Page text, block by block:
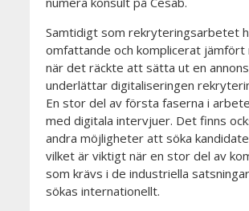
Samtidigt som rekryteringsarbetet
omfattande och komplicerat jämfört
när det räckte att sätta ut en
underlättar digitaliseringen
En stor del av första faserna i
med digitala intervjuer. Det finns
andra möjligheter att söka
vilket är viktigt när en stor del av
som krävs i de industriella
sökas internationellt.